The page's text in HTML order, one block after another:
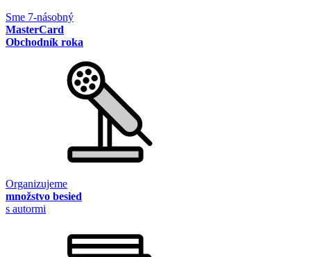
Sme 7-násobný
MasterCard
Obchodník roka
Organizujeme
množstvo besied
s autormi